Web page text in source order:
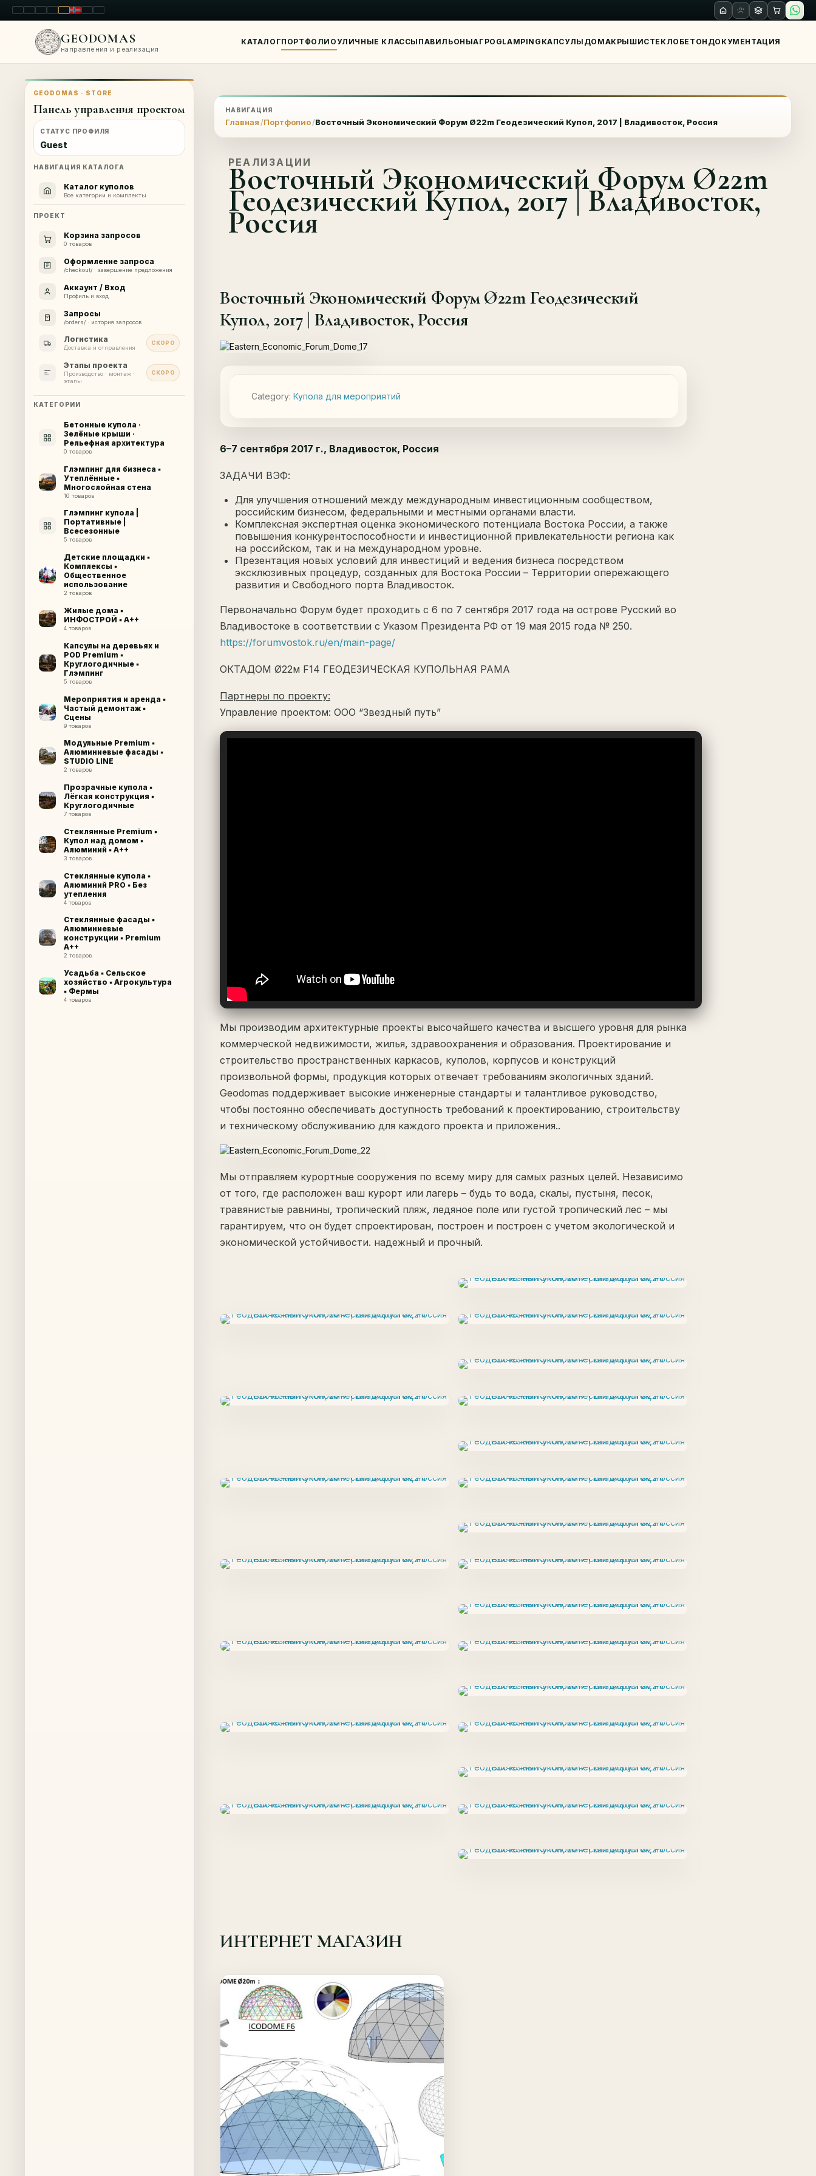
LT ENPL FR RUNOSKRO
GEODOMAS
направления и реализация
КАТАЛОГПОРТФОЛИО УЛИЧНЫЕ КЛАССЫ ПАВИЛЬОНЫАГРО GLAMPING КАПСУЛЫ ДОМАКРЫШИСТЕКЛО БЕТОН ДОКУМЕНТАЦИЯ
GEODOMAS · STORE
Панель управления проектом
СТАТУС ПРОФИЛЯ
Guest
НАВИГАЦИЯ КАТАЛОГА
Каталог куполов
Все категории и комплекты
ПРОЕКТ
Корзина запросов
0 товаров
Оформление запроса
/checkout/ · завершение предложения
Аккаунт / Вход
Профиль и вход
Запросы
/orders/ · история запросов
Логистика
Доставка и отправления
СКОРО
Этапы проекта
Производство · монтаж ·
этапы
СКОРО
КАТЕГОРИИ
Бетонные купола ·
Зелёные крыши ·
Рельефная архитектура
0 товаров
Глэмпинг для бизнеса ▪
Утеплённые ▪
Многослойная стена
10 товаров
Глэмпинг купола |
Портативные |
Всесезонные
5 товаров
Детские площадки ▪
Комплексы ▪
Общественное
использование
2 товаров
Жилые дома ▪
ИНФОСТРОЙ ▪ A++
4 товаров
Капсулы на деревьях и
POD Premium ▪
Круглогодичные ▪
Глэмпинг
5 товаров
Мероприятия и аренда ▪
Частый демонтаж ▪
Сцены
9 товаров
Модульные Premium ▪
Алюминиевые фасады ▪
STUDIO LINE
2 товаров
Прозрачные купола ▪
Лёгкая конструкция ▪
Круглогодичные
7 товаров
Стеклянные Premium ▪
Купол над домом ▪
Алюминий ▪ A++
3 товаров
Стеклянные купола ▪
Алюминий PRO ▪ Без
утепления
4 товаров
Стеклянные фасады ▪
Алюминиевые
конструкции ▪ Premium
A++
2 товаров
Усадьба ▪ Сельское
хозяйство ▪ Агрокультура
▪ Фермы
4 товаров
НАВИГАЦИЯ
Главная Портфолио Восточный Экономический Форум Ø22m Геодезический Купол, 2017 | Владивосток, Россия
РЕАЛИЗАЦИИ
Восточный Экономический Форум Ø22m
Геодезический Купол, 2017 | Владивосток,
Россия
Восточный Экономический Форум Ø22m Геодезический
Купол, 2017 | Владивосток, Россия
Category: Купола для мероприятий
6–7 сентября 2017 г., Владивосток, Россия
ЗАДАЧИ ВЭФ:
Для улучшения отношений между международным инвестиционным сообществом,
российским бизнесом, федеральными и местными органами власти.
Комплексная экспертная оценка экономического потенциала Востока России, а также
повышения конкурентоспособности и инвестиционной привлекательности региона как
на российском, так и на международном уровне.
Презентация новых условий для инвестиций и ведения бизнеса посредством
эксклюзивных процедур, созданных для Востока России – Территории опережающего
развития и Свободного порта Владивосток.
Первоначально Форум будет проходить с 6 по 7 сентября 2017 года на острове Русский во
Владивостоке в соответствии с Указом Президента РФ от 19 мая 2015 года № 250.
https://forumvostok.ru/en/main-page/
ОКТАДОМ Ø22м F14 ГЕОДЕЗИЧЕСКАЯ КУПОЛЬНАЯ РАМА
Партнеры по проекту:
Управление проектом: ООО “Звездный путь”
Мы производим архитектурные проекты высочайшего качества и высшего уровня для рынка
коммерческой недвижимости, жилья, здравоохранения и образования. Проектирование и
строительство пространственных каркасов, куполов, корпусов и конструкций
произвольной формы, продукция которых отвечает требованиям экологичных зданий.
Geodomas поддерживает высокие инженерные стандарты и талантливое руководство,
чтобы постоянно обеспечивать доступность требований к проектированию, строительству
и техническому обслуживанию для каждого проекта и приложения..
Мы отправляем курортные сооружения по всему миру для самых разных целей. Независимо
от того, где расположен ваш курорт или лагерь – будь то вода, скалы, пустыня, песок,
травянистые равнины, тропический пляж, ледяное поле или густой тропический лес – мы
гарантируем, что он будет спроектирован, построен и построен с учетом экологической и
экономической устойчивости. надежный и прочный.
ИНТЕРНЕТ МАГАЗИН
Offer!
Quick View